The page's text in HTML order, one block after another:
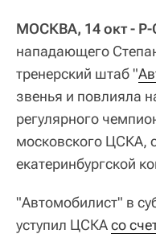
МОСКВА, 14 окт - Р-
нападающего
тренерский штаб "
звенья и повлияла
регулярного
московского ЦСКА,
екатеринбургской
"Автомобилист" в
уступил ЦСКАсо